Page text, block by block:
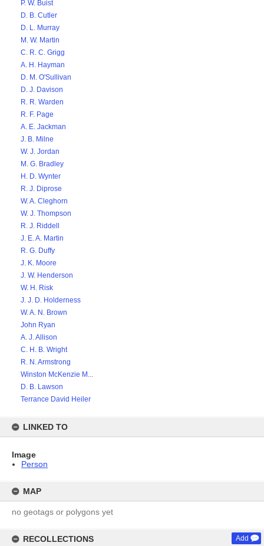
P. W. Buist
D. B. Cutler
D. L. Murray
M. W. Martin
C. R. C. Grigg
A. H. Hayman
D. M. O'Sullivan
D. J. Davison
R. R. Warden
R. F. Page
A. E. Jackman
J. B. Milne
W. J. Jordan
M. G. Bradley
H. D. Wynter
R. J. Diprose
W. A. Cleghorn
W. J. Thompson
R. J. Riddell
J. E. A. Martin
R. G. Duffy
J. K. Moore
J. W. Henderson
W. H. Risk
J. J. D. Holderness
W. A. N. Brown
John Ryan
A. J. Allison
C. H. B. Wright
R. N. Armstrong
Winston McKenzie M...
D. B. Lawson
Terrance David Heiler
LINKED TO
Image
Person
MAP
no geotags or polygons yet
RECOLLECTIONS Add